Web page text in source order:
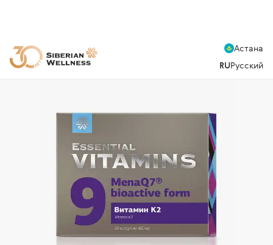
Астана
RUРусский